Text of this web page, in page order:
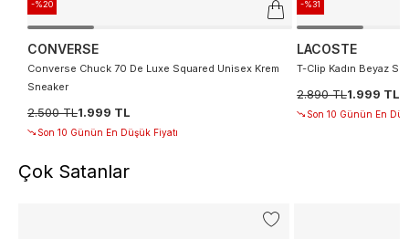
-%20
CONVERSE
Converse Chuck 70 De Luxe Squared Unisex Krem
Sneaker
2.500 TL1.999 TL
Son 10 Günün En Düşük Fiyatı
-%31
LACOSTE
T-Clip Kadın Beyaz
2.890 TL1.999 TL
Son 10 Günün En
Çok Satanlar